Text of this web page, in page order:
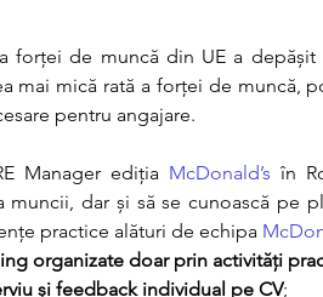
forței de muncă din UE a depășit
mai mică rată a forței de muncă,
pentru angajare.
Manager ediția McDonald’s în
dar și să se cunoască pe
practice alături de echipa
organizate doar prin activități
și feedback individual pe CV;